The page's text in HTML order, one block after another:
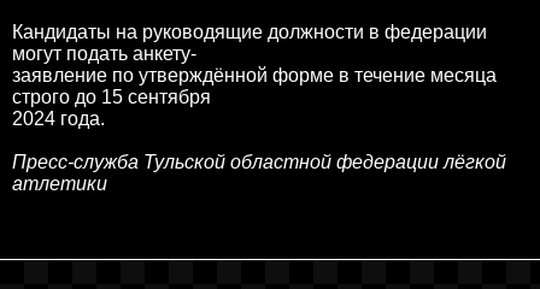
Кандидаты на руководящие должности в федерации
могут подать анкету-
заявление по утверждённой форме в течение месяца
строго до 15 сентября
2024 года.
Пресс-служба Тульской областной федерации лёгкой
атлетики